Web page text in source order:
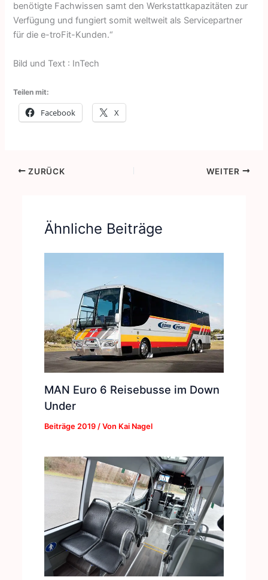
benötigte Fachwissen samt den Werkstattkapazitäten zur
Verfügung und fungiert somit weltweit als Servicepartner
für die e-troFit-Kunden.“
Bild und Text : InTech
Teilen mit:
Facebook X
ZURÜCK WEITER
Ähnliche Beiträge
MAN Euro 6 Reisebusse im Down
Under
Beiträge 2019/ Von Kai Nagel